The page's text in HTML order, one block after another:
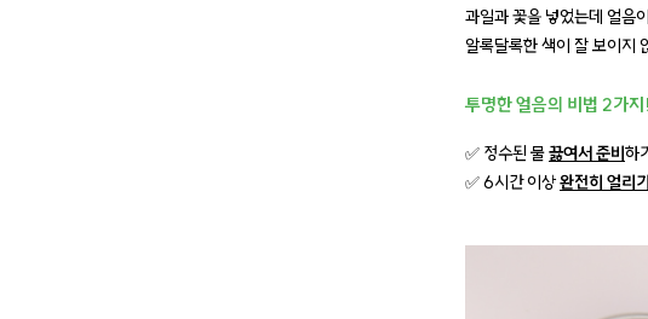
과일과 꽃을 넣었는데 얼음
알록달록한 색이 잘 보이지
투명한 얼음의 비법 2가지!
✅ 정수된 물끓여서 준비하
✅ 6시간 이상완전히 얼리기